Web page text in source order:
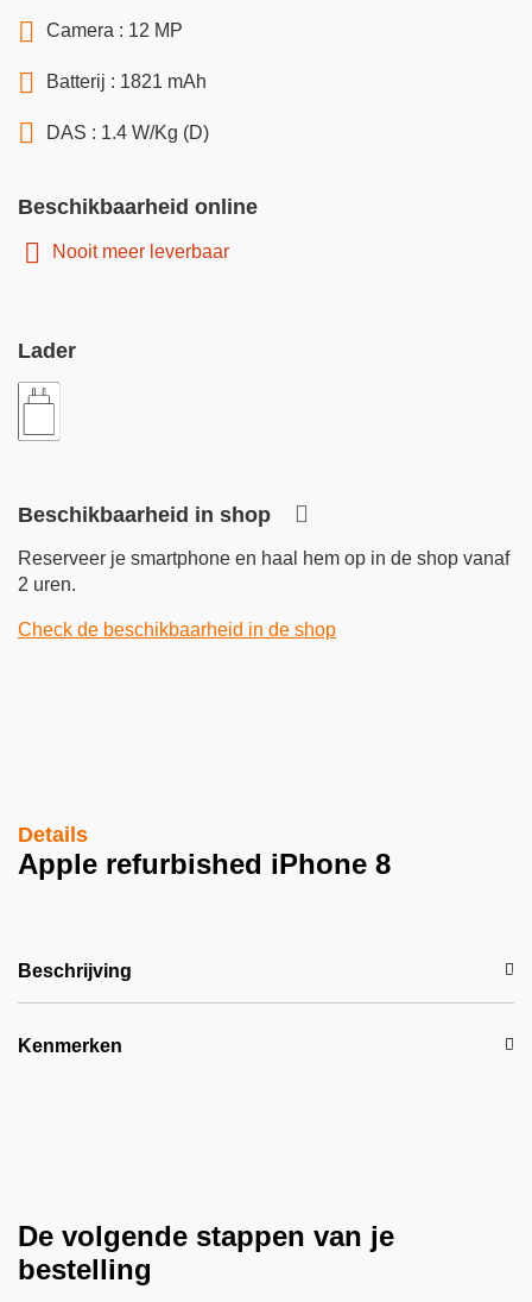
Camera : 12 MP
Batterij : 1821 mAh
DAS : 1.4 W/Kg (D)
Beschikbaarheid online
Nooit meer leverbaar
Lader
Beschikbaarheid in shop
Reserveer je smartphone en haal hem op in de shop vanaf
2 uren.
Check de beschikbaarheid in de shop
Details
Apple refurbished iPhone 8
Beschrijving
Kenmerken
De volgende stappen van je
bestelling